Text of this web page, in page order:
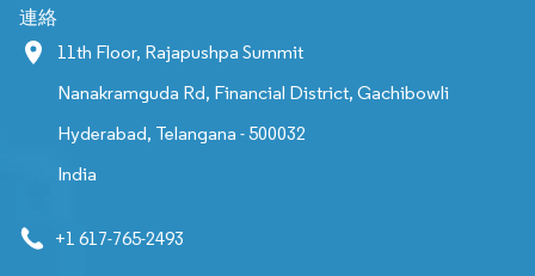
連絡
11th Floor, Rajapushpa Summit
Nanakramguda Rd, Financial District, Gachibowli
Hyderabad, Telangana - 500032
India
+1 617-765-2493